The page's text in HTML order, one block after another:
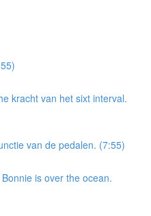
kracht van het sixt interval.
van de pedalen. (7:55)
is over the ocean.